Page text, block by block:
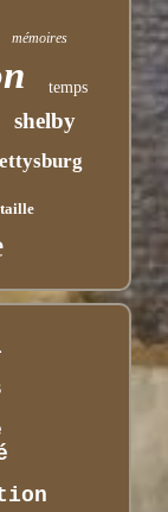
mémoires
temps
shelby